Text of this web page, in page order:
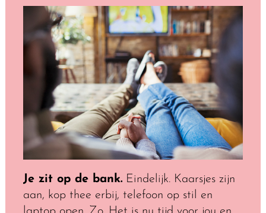
Je zit op de bank.Eindelijk. Kaarsjes zijn
aan, kop thee erbij, telefoon op stil en